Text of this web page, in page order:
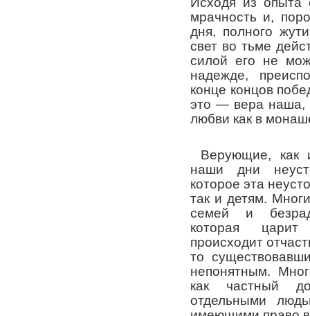
мрачность и,
дня, полного
свет во тьме
силой его не
надежде,
конце концов
это — вера наша,
любви как в
Верующие, как
наши дни
которое эта
так и детям.
семей и
которая
происходит
то
непонятным.
как частный
отдельными